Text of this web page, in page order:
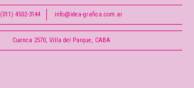
(011) 4502-3144 info@idea-grafica.com.ar
Cuenca 2570, Villa del Parque, CABA